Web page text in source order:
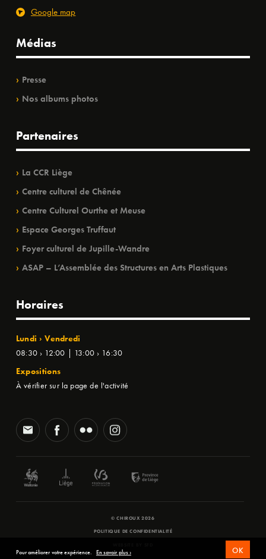
Google map
Médias
Presse
Nos albums photos
Partenaires
La CCR Liège
Centre culturel de Chênée
Centre Culturel Ourthe et Meuse
Espace Georges Truffaut
Foyer culturel de Jupille-Wandre
ASAP – L’Assemblée des Structures en Arts Plastiques
Horaires
Lundi › Vendredi
08:30 › 12:00 | 13:00 › 16:30
Expositions
À vérifier sur la page de l'activité
© CHIROUX 2026
POLITIQUE DE CONFIDENTIALITÉ
Pour améliorer votre expérience. En savoir plus › OK